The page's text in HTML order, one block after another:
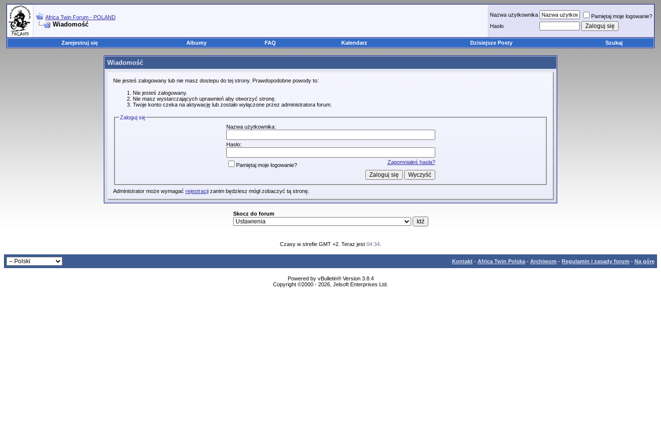
Africa Twin Forum - POLAND
Wiadomość
Nazwa użytkownika
Pamiętaj moje logowanie?
Hasło
Zarejestruj się Albumy FAQ Kalendarz Dzisiejsze Posty Szukaj
Wiadomość
Nie jesteś zalogowany lub nie masz dostepu do tej strony. Prawdopodobne powody to:
Nie jesteś zalogowany.
Nie masz wystarczających uprawnień aby otworzyć stronę.
Twoje konto czeka na aktywację lub zostało wyłączone przez administratora forum.
Zaloguj się
Nazwa użytkownika:
Hasło:
Zapomniałeś hasła?
Pamiętaj moje logowanie?
Administrator może wymagać rejestracji zanim będziesz mógł zobaczyć tą stronę.
Skocz do forum
Czasy w strefie GMT +2. Teraz jest 04:34
Kontakt - Africa Twin Polska - Archiwum - Regulamin i zasady forum - Na górę
Powered by vBulletin® Version 3.8.4
Copyright ©2000 - 2026, Jelsoft Enterprises Ltd.